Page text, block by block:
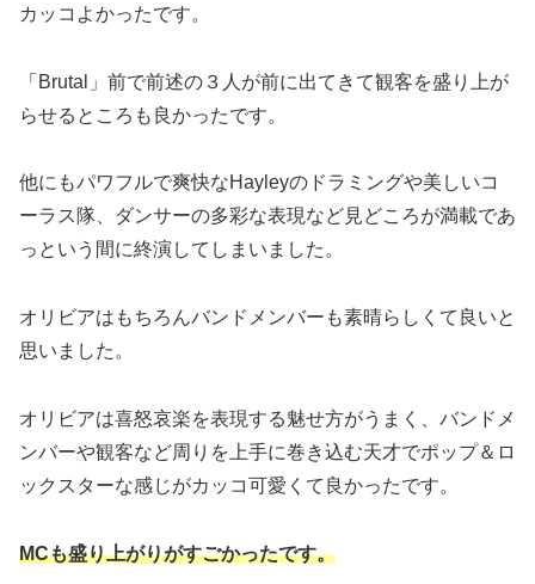
カッコよかったです。
「Brutal」前で前述の３人が前に出てきて観客を盛り上が
らせるところも良かったです。
他にもパワフルで爽快なHayleyのドラミングや美しいコ
ーラス隊、ダンサーの多彩な表現など見どころが満載であ
っという間に終演してしまいました。
オリビアはもちろんバンドメンバーも素晴らしくて良いと
思いました。
オリビアは喜怒哀楽を表現する魅せ方がうまく、バンドメ
ンバーや観客など周りを上手に巻き込む天才でポップ＆ロ
ックスターな感じがカッコ可愛くて良かったです。
MCも盛り上がりがすごかったです。